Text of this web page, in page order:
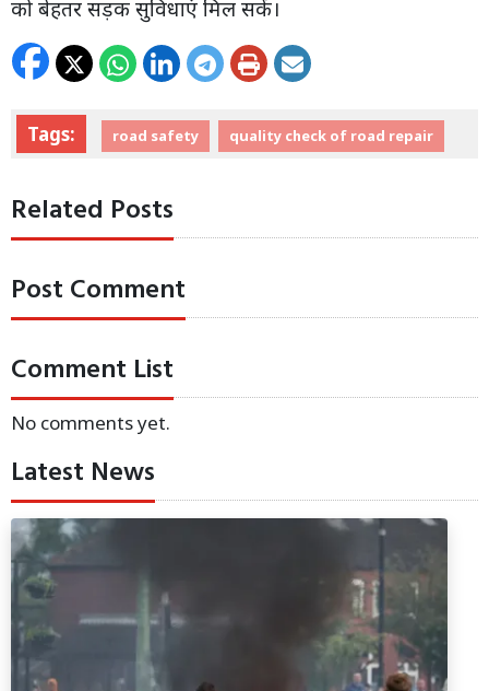
को बेहतर सड़क सुविधाएं मिल सकें।
Tags: road safety quality check of road repair
Related Posts
Post Comment
Comment List
No comments yet.
Latest News